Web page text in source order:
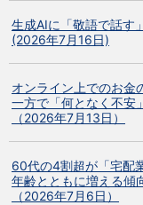
生成AIに「敬語で話す
(2026年7月16日)
オンライン上でのお金
一方で「何となく不安
（2026年7月13日）
60代の4割超が「宅配
年齢とともに増える傾
（2026年7月6日）